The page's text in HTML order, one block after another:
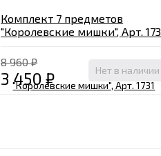
Комплект 7 предметов
"Королевские мишки", Арт.
8 960₽
3 450₽ Нет в наличии